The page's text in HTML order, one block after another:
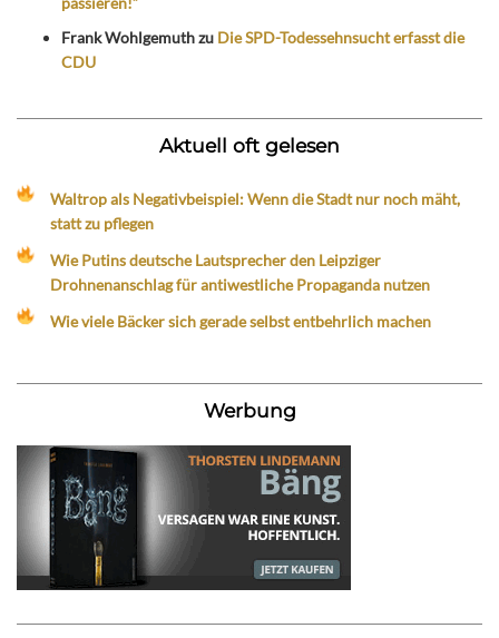
Frank Wohlgemuthzu Die SPD-Todessehnsucht erfasst die
CDU
Aktuell oft gelesen
Waltrop als Negativbeispiel: Wenn die Stadt nur noch mäht,
statt zu pflegen
Wie Putins deutsche Lautsprecher den Leipziger
Drohnenanschlag für antiwestliche Propaganda nutzen
Wie viele Bäcker sich gerade selbst entbehrlich machen
Werbung